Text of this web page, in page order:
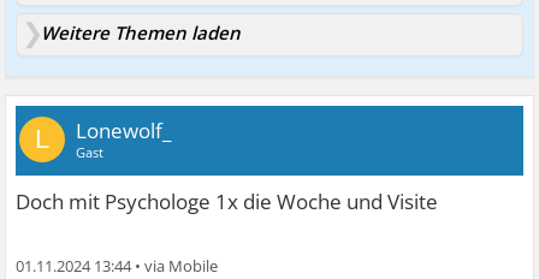
Weitere Themen laden
L Lonewolf_
Gast
Doch mit Psychologe 1x die Woche und Visite
01.11.2024 13:44•